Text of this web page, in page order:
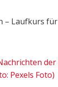
– Laufkurs für